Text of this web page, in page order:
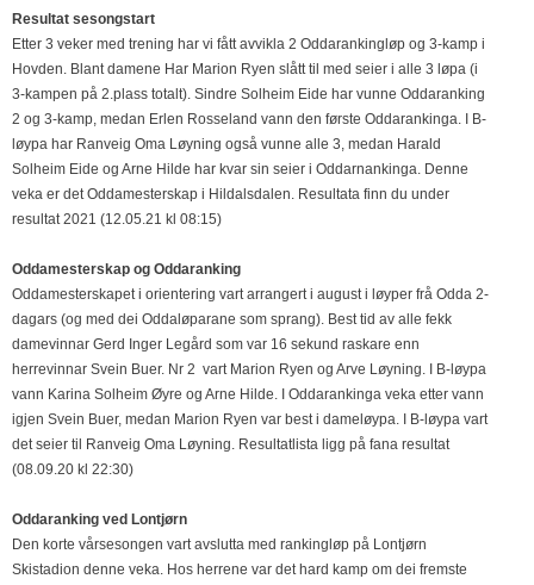
Resultat sesongstart
Etter 3 veker med trening har vi fått avvikla 2 Oddarankingløp og 3-kamp i
Hovden. Blant damene Har Marion Ryen slått til med seier i alle 3 løpa (i
3-kampen på 2.plass totalt). Sindre Solheim Eide har vunne Oddaranking
2 og 3-kamp, medan Erlen Rosseland vann den første Oddarankinga. I B-
løypa har Ranveig Oma Løyning også vunne alle 3, medan Harald
Solheim Eide og Arne Hilde har kvar sin seier i Oddarnankinga. Denne
veka er det Oddamesterskap i Hildalsdalen. Resultata finn du under
resultat 2021 (12.05.21 kl 08:15)
Oddamesterskap og Oddaranking
Oddamesterskapet i orientering vart arrangert i august i løyper frå Odda 2-
dagars (og med dei Oddaløparane som sprang). Best tid av alle fekk
damevinnar Gerd Inger Legård som var 16 sekund raskare enn
herrevinnar Svein Buer. Nr 2 vart Marion Ryen og Arve Løyning. I B-løypa
vann Karina Solheim Øyre og Arne Hilde. I Oddarankinga veka etter vann
igjen Svein Buer, medan Marion Ryen var best i dameløypa. I B-løypa vart
det seier til Ranveig Oma Løyning. Resultatlista ligg på fana resultat
(08.09.20 kl 22:30)
Oddaranking ved Lontjørn
Den korte vårsesongen vart avslutta med rankingløp på Lontjørn
Skistadion denne veka. Hos herrene var det hard kamp om dei fremste